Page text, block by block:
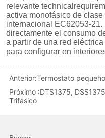
Anterior:Termostato
Próximo :DTS1375,
Trifásico